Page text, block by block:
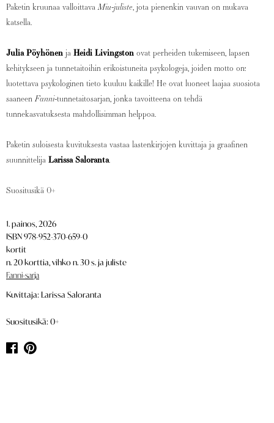
Paketin kruunaa valloittavaMiu-juliste, jota pienenkin vauvan on mukava
katsella.
Julia Pöyhönen ja Heidi Livingston ovat perheiden tukemiseen, lapsen
kehitykseen ja tunnetaitoihin erikoistuneita psykologeja, joiden motto on:
luotettava psykologinen tieto kuuluu kaikille! He ovat luoneet laajaa suosiota
saaneen Fanni-tunnetaitosarjan, jonka tavoitteena on tehdä
tunnekasvatuksesta mahdollisimman helppoa.
Paketin suloisesta kuvituksesta vastaa lastenkirjojen kuvittaja ja graafinen
suunnittelija Larissa Saloranta.
Suositusikä 0+
1. painos, 2026
ISBN 978-952-370-659-0
kortit
n. 20 korttia, vihko n. 30 s. ja juliste
Fanni-sarja
Kuvittaja: Larissa Saloranta
Suositusikä: 0+